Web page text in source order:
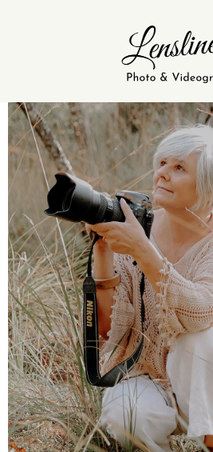
HOME
ÜBER MICH
PORTFOLIO
BLOG
KONTAKT